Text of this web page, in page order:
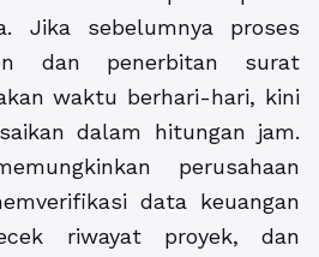
Jika sebelumnya proses
dan penerbitan surat
waktu berhari-hari, kini
dalam hitungan jam.
perusahaan
data keuangan
riwayat proyek, dan